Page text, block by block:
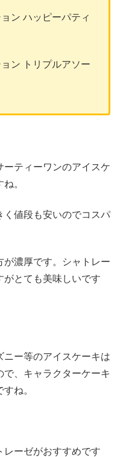
ン ハッピーパティ
ン トリプルアソー
ーティーワンのアイスケ
。
く値段も安いのでコスパ
が濃厚です。シャトレー
がとても美味しいです
ニー等のアイスケーキは
、キャラクターケーキ
ね。
レーゼがおすすめです